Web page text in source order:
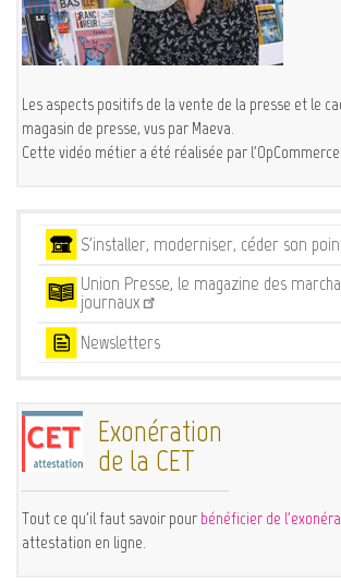
Les aspects positifs de la vente de la presse et le
magasin de presse, vus par Maeva.
Cette vidéo métier a été réalisée par l'OpCommerce
Services
S'installer, moderniser, céder son
Union Presse, le magazine des
journaux
Newsletters
Exonération
de la CET
Tout ce qu'il faut savoir pour bénéficier de
attestation en ligne.